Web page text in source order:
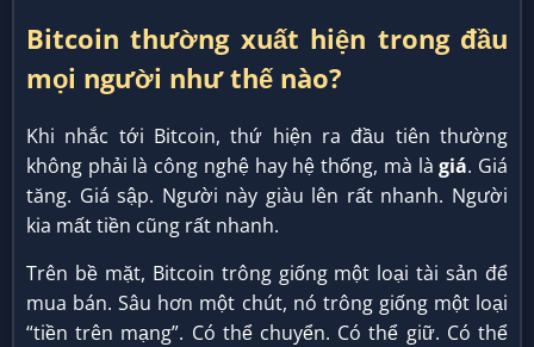
Bitcoin thường xuất hiện trong đầu
mọi người như thế nào?
Khi nhắc tới Bitcoin, thứ hiện ra đầu tiên thường
không phải là công nghệ hay hệ thống, mà làgiá. Giá
tăng. Giá sập. Người này giàu lên rất nhanh. Người
kia mất tiền cũng rất nhanh.
Trên bề mặt, Bitcoin trông giống một loại tài sản để
mua bán. Sâu hơn một chút, nó trông giống một loại
“tiền trên mạng”. Có thể chuyển. Có thể giữ. Có thể